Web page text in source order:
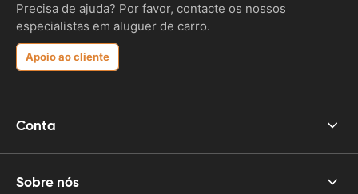
Precisa de ajuda? Por favor, contacte os nossos
especialistas em aluguer de carro.
Apoio ao cliente
Conta
Sobre nós